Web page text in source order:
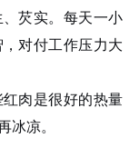
芡实。每天一小
对付工作压力大
红肉是很好的热量
冰凉。